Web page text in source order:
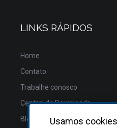
LINKS RÁPIDOS
Home
Contato
Trabalhe conosco
Central de Downloads
Blog
Usamos